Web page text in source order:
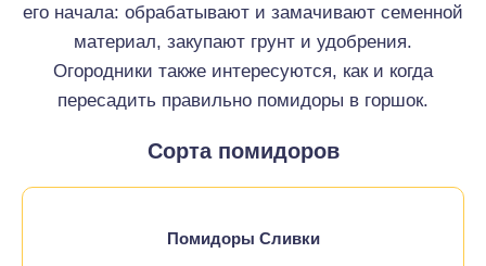
его начала: обрабатывают и замачивают семенной
материал, закупают грунт и удобрения.
Огородники также интересуются, как и когда
пересадить правильно помидоры в горшок.
Сорта помидоров
Помидоры Сливки